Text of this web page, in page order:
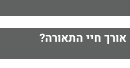
חיי התאורה?